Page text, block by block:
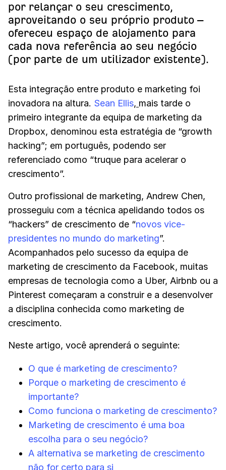
por relançar o seu crescimento,
aproveitando o seu próprio produto –
ofereceu espaço de alojamento para
cada nova referência ao seu negócio
(por parte de um utilizador existente).
Esta integração entre produto e marketing foi
inovadora na altura. Sean Ellis, mais tarde o
primeiro integrante da equipa de marketing da
Dropbox, denominou esta estratégia de “growth
hacking”; em português, podendo ser
referenciado como “truque para acelerar o
crescimento”.
Outro profissional de marketing, Andrew Chen,
prosseguiu com a técnica apelidando todos os
“hackers” de crescimento de “novos vice-
presidentes no mundo do marketing”.
Acompanhados pelo sucesso da equipa de
marketing de crescimento da Facebook, muitas
empresas de tecnologia como a Uber, Airbnb ou a
Pinterest começaram a construir e a desenvolver
a disciplina conhecida como marketing de
crescimento.
Neste artigo, você aprenderá o seguinte:
O que é marketing de crescimento?
Porque o marketing de crescimento é
importante?
Como funciona o marketing de crescimento?
Marketing de crescimento é uma boa
escolha para o seu negócio?
A alternativa se marketing de crescimento
não for certo para si